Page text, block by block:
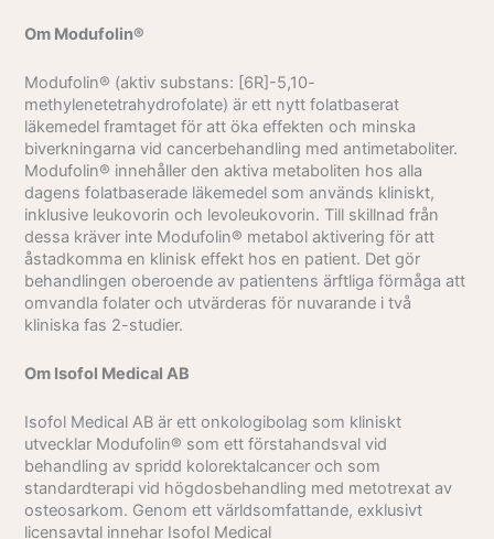
Om Modufolin®
Modufolin® (aktiv substans: [6R]-5,10-
methylenetetrahydrofolate) är ett nytt folatbaserat
läkemedel framtaget för att öka effekten och minska
biverkningarna vid cancerbehandling med antimetaboliter.
Modufolin® innehåller den aktiva metaboliten hos alla
dagens folatbaserade läkemedel som används kliniskt,
inklusive leukovorin och levoleukovorin. Till skillnad från
dessa kräver inte Modufolin® metabol aktivering för att
åstadkomma en klinisk effekt hos en patient. Det gör
behandlingen oberoende av patientens ärftliga förmåga att
omvandla folater och utvärderas för nuvarande i två
kliniska fas 2-studier.
Om Isofol Medical AB
Isofol Medical AB är ett onkologibolag som kliniskt
utvecklar Modufolin® som ett förstahandsval vid
behandling av spridd kolorektalcancer och som
standardterapi vid högdosbehandling med metotrexat av
osteosarkom. Genom ett världsomfattande, exklusivt
licensavtal innehar Isofol Medical